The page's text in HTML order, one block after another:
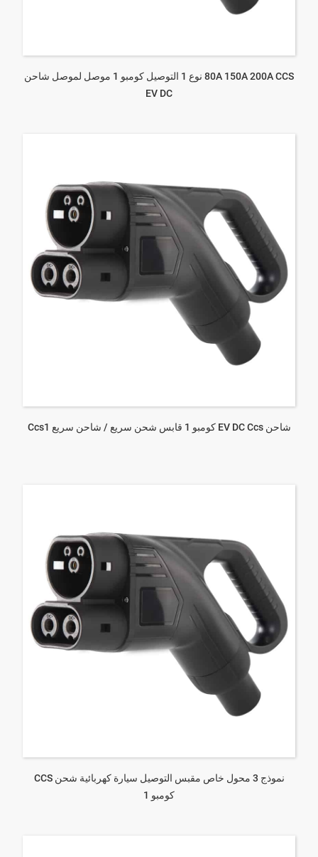
80A 150A 200A CCS نوع 1 التوصيل كومبو 1 موصل لموصل شاحن
EV DC
شاحن EV DC Ccs كومبو 1 قابس شحن سريع / شاحن سريع Ccs1
نموذج 3 محول خاص مقبس التوصيل سيارة كهربائية شحن CCS
كومبو 1